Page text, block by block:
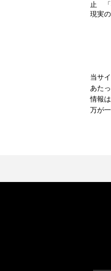
止 「
現実
当サ
あた
情報
万が